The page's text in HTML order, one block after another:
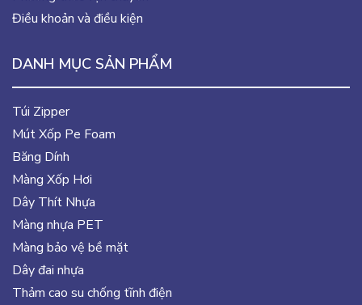
Điều khoản và điều kiện
DANH MỤC SẢN PHẨM
Túi Zipper
Mút Xốp Pe Foam
Băng Dính
Màng Xốp Hơi
Dây Thít Nhựa
Màng nhựa PET
Màng bảo vệ bề mặt
Dây đai nhựa
Thảm cao su chống tĩnh điện